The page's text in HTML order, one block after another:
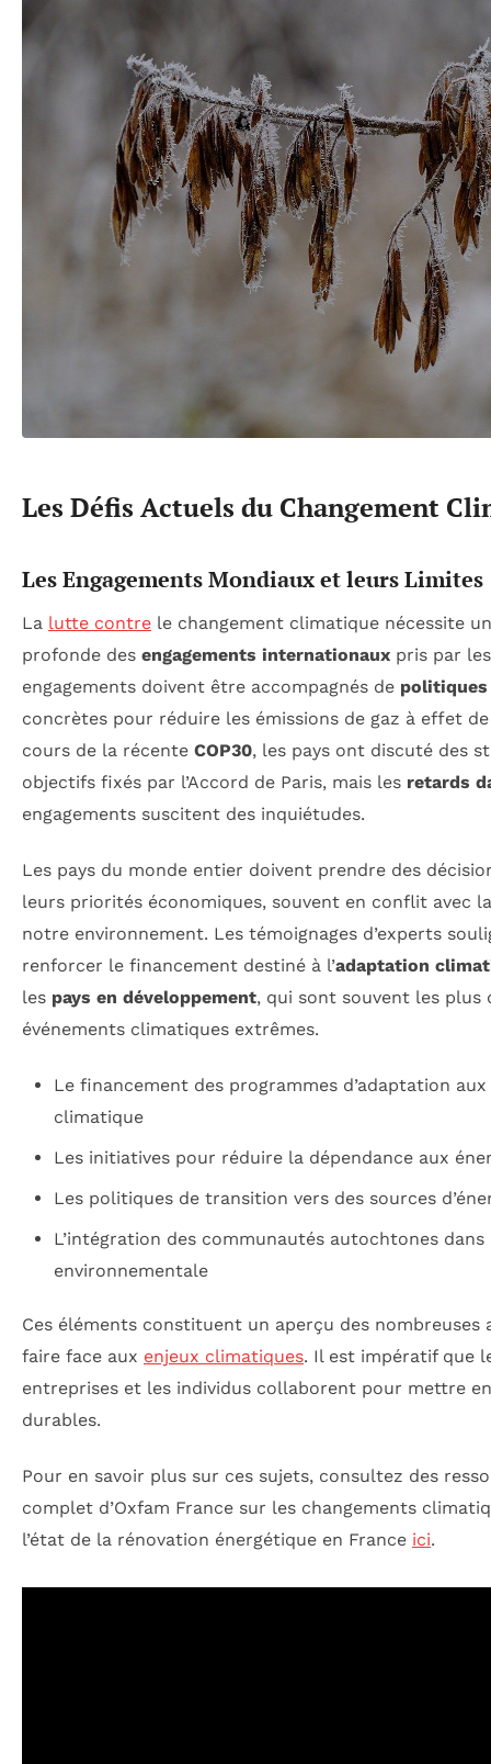
Les Défis Actuels du Changement
Les Engagements Mondiaux et leurs Limites
La lutte contre le changement climatique nécessite
profonde des engagements internationaux pris par
engagements doivent être accompagnés de
concrètes pour réduire les émissions de gaz à effet
cours de la récente COP30, les pays ont discuté des
objectifs fixés par l’Accord de Paris, mais les retards
engagements suscitent des inquiétudes.
Les pays du monde entier doivent prendre des
leurs priorités économiques, souvent en conflit avec
notre environnement. Les témoignages d’experts
renforcer le financement destiné à l’adaptation
les pays en développement, qui sont souvent les
événements climatiques extrêmes.
Le financement des programmes d’adaptation
climatique
Les initiatives pour réduire la dépendance aux
Les politiques de transition vers des sources
L’intégration des communautés autochtones
environnementale
Ces éléments constituent un aperçu des nombreuses
faire face aux enjeux climatiques. Il est impératif que
entreprises et les individus collaborent pour mettre
durables.
Pour en savoir plus sur ces sujets, consultez des
complet d’Oxfam France sur les changements
l’état de la rénovation énergétique en France ici.